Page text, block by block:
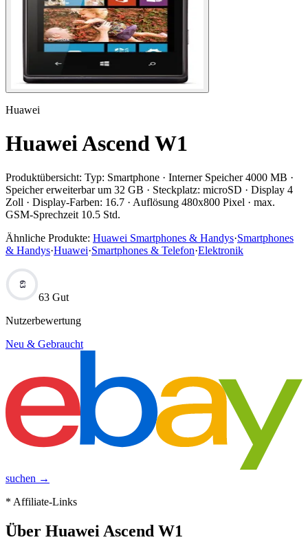
Huawei
Huawei Ascend W1
Produktübersicht: Typ: Smartphone · Interner Speicher 4000 MB ·
Speicher erweiterbar um 32 GB · Steckplatz: microSD · Display 4
Zoll · Display-Farben: 16.7 · Auflösung 480x800 Pixel · max.
GSM-Sprechzeit 10.5 Std.
Ähnliche Produkte: Huawei Smartphones & Handys·Smartphones
& Handys·Huawei·Smartphones & Telefon·Elektronik
63
63 Gut
Nutzerbewertung
Neu & Gebraucht
suchen →
* Affiliate-Links
Über Huawei Ascend W1